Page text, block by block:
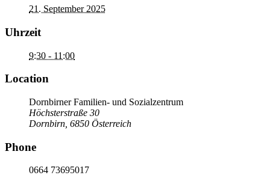
21. September 2025
Uhrzeit
9:30 - 11:00
Location
Dornbirner Familien- und Sozialzentrum
Höchsterstraße 30
Dornbirn 6850 Österreich
Phone
0664 73695017